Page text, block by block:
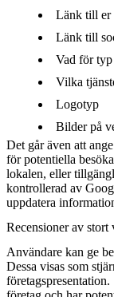
Länk till er
Länk till
Vad för
Vilka
Logotyp
Bilder på
Det går även att
för potentiella
lokalen, eller
kontrollerad av
uppdatera
Recensioner av stort
Användare kan ge
Dessa visas som